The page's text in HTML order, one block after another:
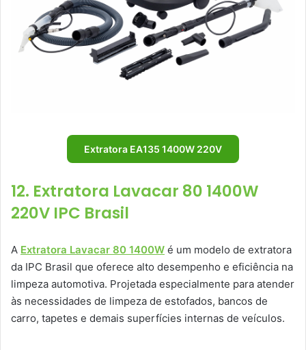
Extratora EA135 1400W 220V
12. Extratora Lavacar 80 1400W
220V IPC Brasil
A Extratora Lavacar 80 1400W é um modelo de extratora
da IPC Brasil que oferece alto desempenho e eficiência na
limpeza automotiva. Projetada especialmente para atender
às necessidades de limpeza de estofados, bancos de
carro, tapetes e demais superfícies internas de veículos.